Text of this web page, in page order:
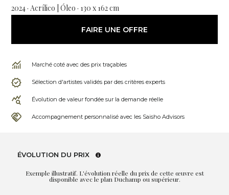
2024 · Acrílico | Óleo · 130 x 162 cm
FAIRE UNE OFFRE
Marché coté avec des prix traçables
Sélection d'artistes validés par des critères experts
Évolution de valeur fondée sur la demande réelle
Accompagnement personnalisé avec les Saisho Advisors
ÉVOLUTION DU PRIX
Exemple illustratif. L'évolution réelle du prix de cette œuvre est
disponible avec le plan Duchamp ou supérieur.